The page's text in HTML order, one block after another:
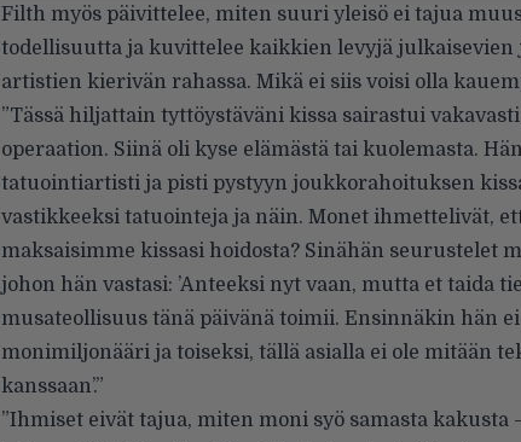
Filth myös päivittelee, miten suuri yleisö ei tajua
todellisuutta ja kuvittelee kaikkien levyjä julkaisevien
artistien kierivän rahassa. Mikä ei siis voisi olla
”Tässä hiljattain tyttöystäväni kissa sairastui
operaation. Siinä oli kyse elämästä tai kuolemasta.
tatuointiartisti ja pisti pystyyn joukkorahoituksen
vastikkeeksi tatuointeja ja näin. Monet ihmettelivät,
maksaisimme kissasi hoidosta? Sinähän seurustelet
johon hän vastasi: ’Anteeksi nyt vaan, mutta et taida
musateollisuus tänä päivänä toimii. Ensinnäkin hän
monimiljonääri ja toiseksi, tällä asialla ei ole mitään
kanssaan’.”
”Ihmiset eivät tajua, miten moni syö samasta kakusta